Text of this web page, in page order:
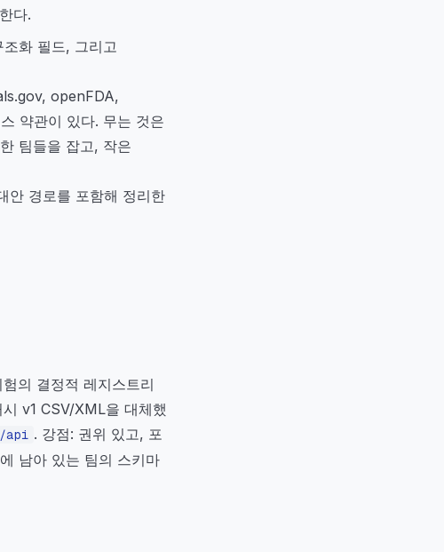
다.
화 필드, 그리고
openFDA,
약관이 있다. 무는 것은
팀들을 잡고, 작은
안 경로를 포함해 정리한
의 결정적 레지스트리
v1 CSV/XML을 대체했
api . 강점: 권위 있고, 포
남아 있는 팀의 스키마